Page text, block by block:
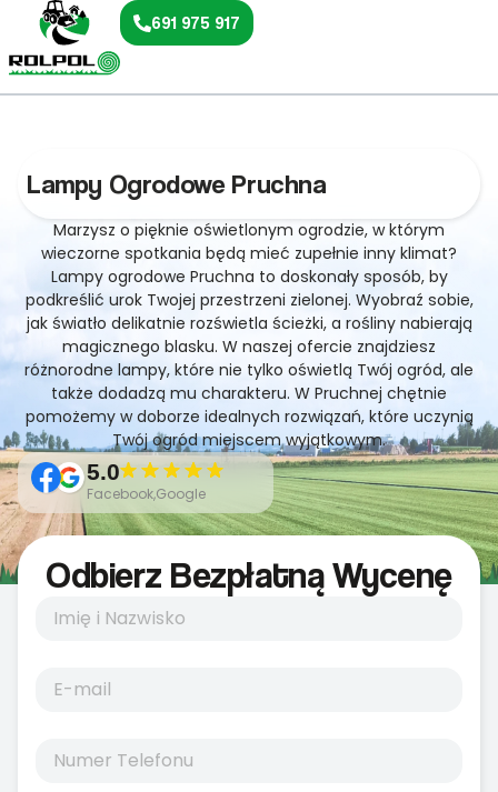
691 975 917
Lampy Ogrodowe Pruchna
Marzysz o pięknie oświetlonym ogrodzie, w którym
wieczorne spotkania będą mieć zupełnie inny klimat?
Lampy ogrodowe Pruchna to doskonały sposób, by
podkreślić urok Twojej przestrzeni zielonej. Wyobraź sobie,
jak światło delikatnie rozświetla ścieżki, a rośliny nabierają
magicznego blasku. W naszej ofercie znajdziesz
różnorodne lampy, które nie tylko oświetlą Twój ogród, ale
także dodadzą mu charakteru. W Pruchnej chętnie
pomożemy w doborze idealnych rozwiązań, które uczynią
Twój ogród miejscem wyjątkowym.
5.0
Facebook,Google
Odbierz Bezpłatną Wycenę